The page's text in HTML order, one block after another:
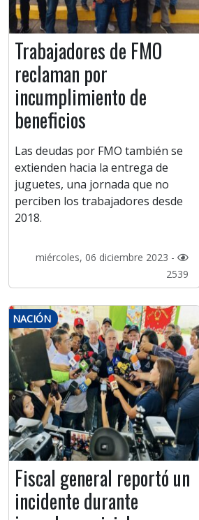
Trabajadores de FMO
reclaman por
incumplimiento de
beneficios
Las deudas por FMO también se
extienden hacia la entrega de
juguetes, una jornada que no
perciben los trabajadores desde
2018.
miércoles, 06 diciembre 2023 -
2539
NACIÓN
Fiscal general reportó un
incidente durante